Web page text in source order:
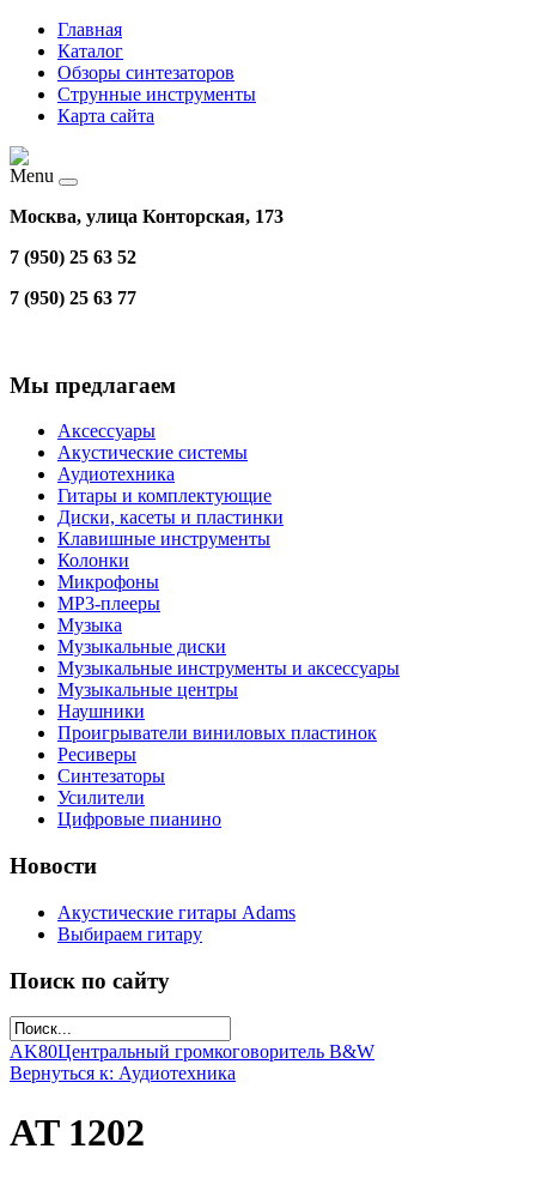
Главная
Каталог
Обзоры синтезаторов
Струнные инструменты
Карта сайта
Menu
Москва, улица Конторская, 173
7 (950) 25 63 52
7 (950) 25 63 77
Мы предлагаем
Аксессуары
Акустические системы
Аудиотехника
Гитары и комплектующие
Диски, касеты и пластинки
Клавишные инструменты
Колонки
Микрофоны
МР3-плееры
Музыка
Музыкальные диски
Музыкальные инструменты и аксессуары
Музыкальные центры
Наушники
Проигрыватели виниловых пластинок
Ресиверы
Синтезаторы
Усилители
Цифровые пианино
Новости
Акустические гитары Adams
Выбираем гитару
Поиск по сайту
AK80Центральный громкоговоритель B&W
Вернуться к: Аудиотехника
AT 1202